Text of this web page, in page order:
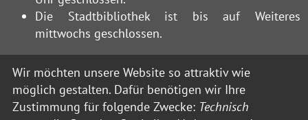
Die Stadtbibliothek ist bis auf Weiteres
mittwochs geschlossen.
Mittwoch:
von08:30 bis12:00
Donnerstag:
von08:30bis18:00
Wir möchten unsere Website so attraktiv wie
möglich gestalten. Dafür benötigen wir Ihre
Zustimmung für folgende Zwecke: Technisch